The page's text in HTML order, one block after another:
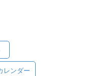
レンダー